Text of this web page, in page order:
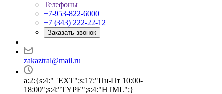
Телефоны
+7-953-822-6000
+7 (343) 222-22-12
Заказать звонок
zakaztral@mail.ru
a:2:{s:4:"TEXT";s:17:"Пн-Пт 10:00-
18:00";s:4:"TYPE";s:4:"HTML";}